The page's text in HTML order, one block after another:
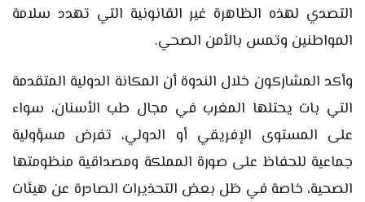
التصدي لهذه الظاهرة غير القانونية التي تهدد سلامة
المواطنين وتمس بالأمن الصحي.
وأكد المشاركون خلال الندوة أن المكانة الدولية المتقدمة
التي بات يحتلها المغرب في مجال طب الأسنان، سواء
على المستوى الإفريقي أو الدولي، تفرض مسؤولية
جماعية للحفاظ على صورة المملكة ومصداقية منظومتها
الصحية، خاصة في ظل بعض التحذيرات الصادرة عن هيئات